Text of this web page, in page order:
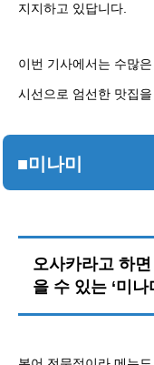
지지하고 있답니다.
이번 기사에서는 수많
시선으로 엄선한 맛집
■미나미
오사카라고 하
을 수 있는 ‘미나